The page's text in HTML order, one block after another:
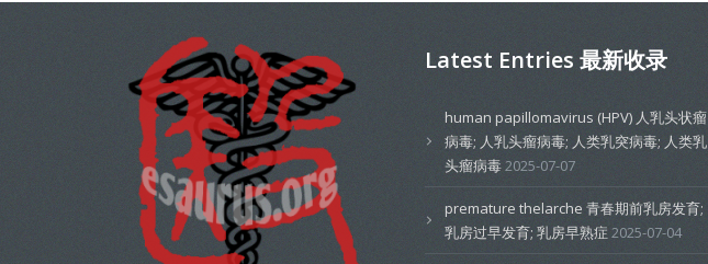
Latest Entries 最新收录
human papillomavirus (HPV) 人乳头状瘤
病毒; 人乳头瘤病毒; 人类乳突病毒; 人类乳
头瘤病毒2025-07-07
premature thelarche 青春期前乳房发育;
乳房过早发育; 乳房早熟症 2025-07-04